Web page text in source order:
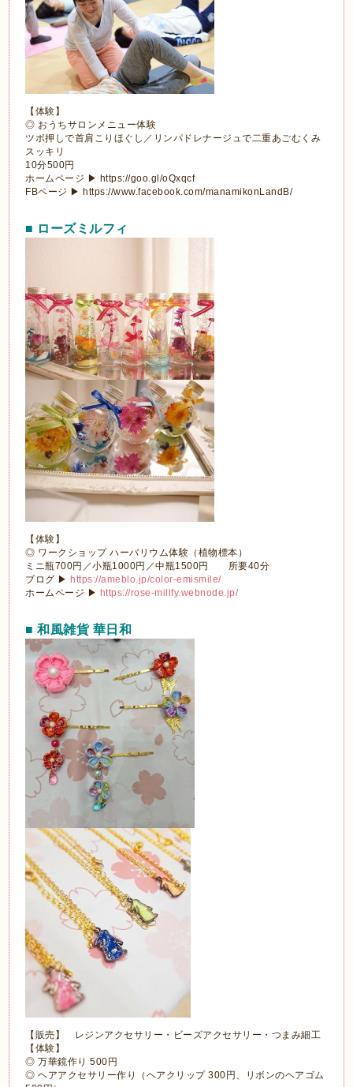
【体験】
◎ おうちサロンメニュー体験
ツボ押しで首肩こりほぐし／リンパドレナージュで二重あごむくみ
スッキリ
10分500円
ホームページ ▶ https://goo.gl/oQxqcf
FBページ ▶ https://www.facebook.com/manamikonLandB/
■ ローズミルフィ
【体験】
◎ ワークショップ ハーバリウム体験（植物標本）
ミニ瓶700円／小瓶1000円／中瓶1500円 所要40分
ブログ ▶ https://ameblo.jp/color-emismile/
ホームページ ▶ https://rose-millfy.webnode.jp/
■ 和風雑貨 華日和
【販売】 レジンアクセサリー・ビーズアクセサリー・つまみ細工
【体験】
◎ 万華鏡作り 500円
◎ ヘアアクセサリー作り（ヘアクリップ 300円、リボンのヘアゴム